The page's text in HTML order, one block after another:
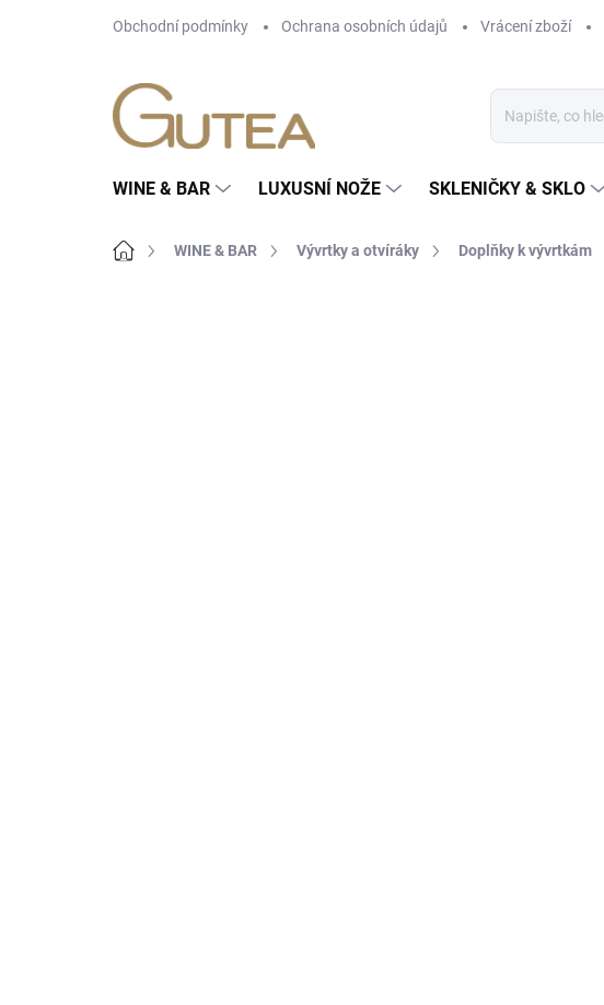
Obchodní podmínky Ochrana osobních údajů Vrácení zboží
WINE & BAR LUXUSNÍ NOŽE SKLENIČKY & SKLO
Domů WINE & BAR Vývrtky a otvíráky Doplňky k vývrtkám